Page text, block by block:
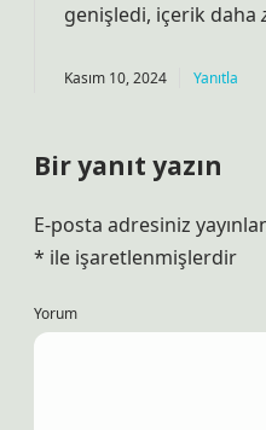
genişledi, içerik daha
Kasım 10, 2024 Yanıtla
Bir yanıt yazın
E-posta adresiniz
* ile işaretlenmişlerdir
Yorum